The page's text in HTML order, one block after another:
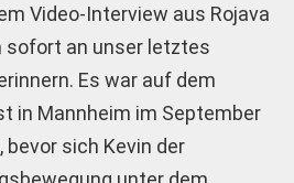
Video-Interview aus Rojava
sofort an unser letztes
Es war auf dem
in Mannheim im September
sich Kevin der